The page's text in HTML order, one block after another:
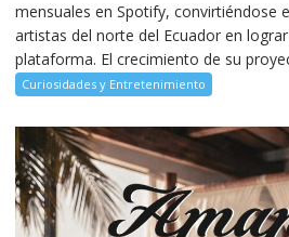
mensuales en Spotify, convirtiéndose
artistas del norte del Ecuador en
plataforma. El crecimiento de su
Curiosidades y Entretenimiento